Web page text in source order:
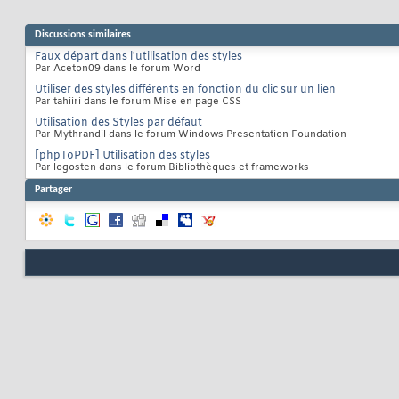
Discussions similaires
Faux départ dans l'utilisation des styles
Par Aceton09 dans le forum Word
Utiliser des styles différents en fonction du clic sur un lien
Par tahiiri dans le forum Mise en page CSS
Utilisation des Styles par défaut
Par Mythrandil dans le forum Windows Presentation Foundation
[phpToPDF] Utilisation des styles
Par logosten dans le forum Bibliothèques et frameworks
Partager